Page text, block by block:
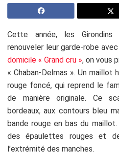
Cette année, les
renouveler leur garde-robe
domicile « Grand cru », on vous
« Chaban-Delmas ». Un
rouge foncé, qui reprend le
de manière originale. Ce
bordeaux, aux contours bleu
bande rouge en bas du
des épaulettes rouges et
l’extrémité des manches.